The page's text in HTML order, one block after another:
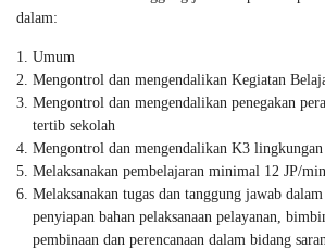
dalam:
Umum
Mengontrol dan mengendalikan Kegiatan
Mengontrol dan mengendalikan penegakan
tertib sekolah
Mengontrol dan mengendalikan K3 lingkungan
Melaksanakan pembelajaran minimal 12 JP/
Melaksanakan tugas dan tanggung jawab
penyiapan bahan pelaksanaan pelayanan,
pembinaan dan perencanaan dalam bidang